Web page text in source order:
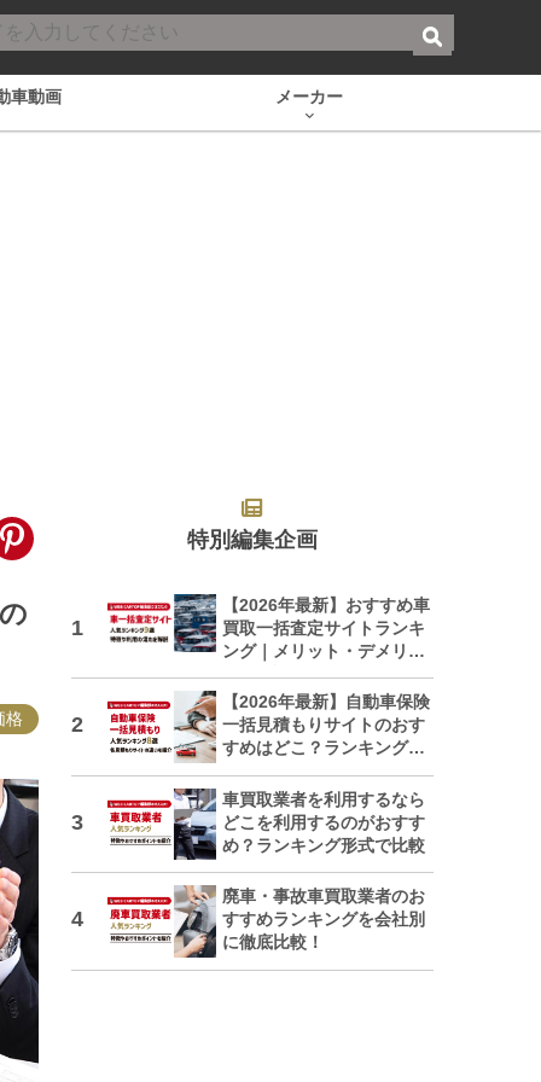
車動画 メーカー
格
特別編集企画
【2026年最新】おすすめ車
買取一括査定サイトランキ
ング｜メリット・デメリッ
トも解説
【2026年最新】自動車保険
一括見積もりサイトのおす
すめはどこ？ランキングで
車買取業者を利用するなら
どこを利用するのがおすす
め？ランキング形式で比較
廃車・事故車買取業者のお
すすめランキングを会社別
に徹底比較！